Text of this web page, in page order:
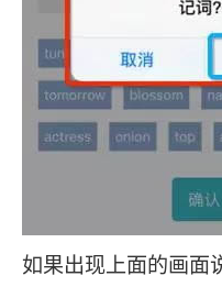
如果出现上面的画面